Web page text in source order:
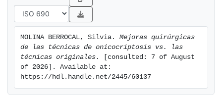
MOLINA BERROCAL, Silvia. Mejoras quirúrgicas
de las técnicas de onicocriptosis vs. las
técnicas originales.
[consulted: 7 of August
of 2026]. Available at:
https://hdl.handle.net/2445/60137